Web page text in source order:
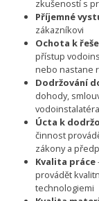
zkušeností s
Příjemné
zákazníkovi
Ochota k
přístup
nebo nastane
Dodržování
dohody,
Úcta k
činnost
zákony a
Kvalita práce
provádět
technologiemi